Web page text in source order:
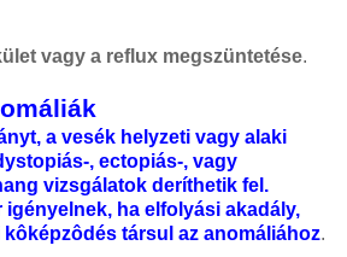
vagy a reflux megszüntetése.
a vesék helyzeti vagy alaki
, ectopiás-, vagy
vizsgálatok deríthetik fel.
igényelnek, ha elfolyási akadály,
társul az anomáliához.